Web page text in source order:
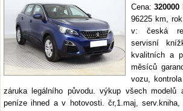
Cena:320000
96225 km,
v: česká
servisní
kvalitních a
měsíců
vozu,
záruka legálního původu. výkup všech modelů
peníze ihned a v hotovosti. čr,1.maj,